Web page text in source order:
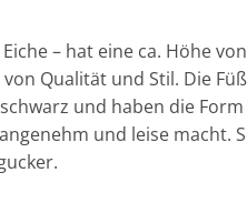
– hat eine ca. Höhe
Qualität und Stil. Die
und haben die
und leise macht.